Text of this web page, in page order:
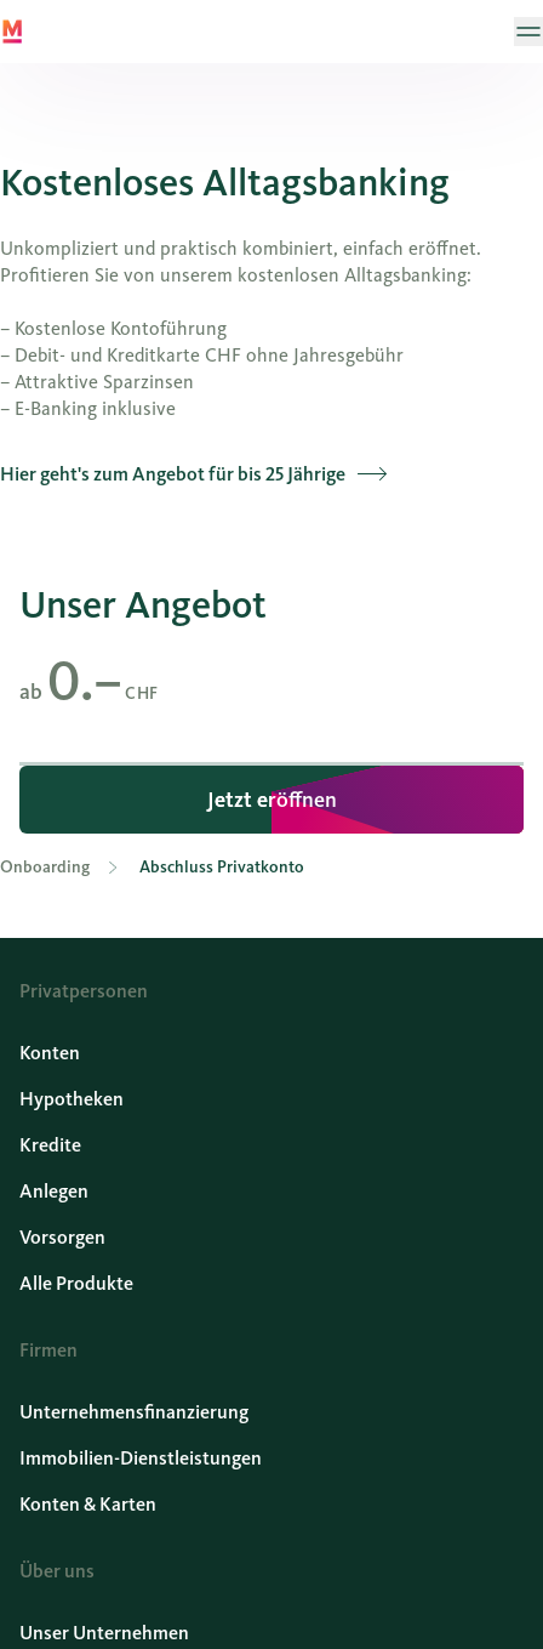
Kostenloses Alltagsbanking
Unkompliziert und praktisch kombiniert, einfach eröffnet.
Profitieren Sie von unserem kostenlosen Alltagsbanking:
– Kostenlose Kontoführung
– Debit- und Kreditkarte CHF ohne Jahresgebühr
– Attraktive Sparzinsen
– E-Banking inklusive
Hier geht's zum Angebot für bis 25 Jährige
Unser Angebot
ab 0.– CHF
Jetzt eröffnen
Jetzt eröffnen
Onboarding Abschluss Privatkonto
Privatpersonen
Konten
Hypotheken
Kredite
Anlegen
Vorsorgen
Alle Produkte
Firmen
Unternehmensfinanzierung
Immobilien-Dienstleistungen
Konten & Karten
Über uns
Unser Unternehmen